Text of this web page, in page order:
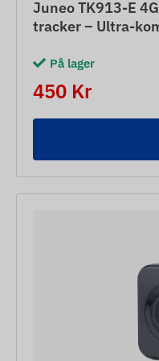
Juneo TK913-E
tracker – Ultra-
På lager
450 Kr